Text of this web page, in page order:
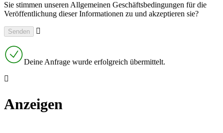
Sie stimmen unseren Allgemeinen Geschäftsbedingungen für die
Veröffentlichung dieser Informationen zu und akzeptieren sie?
Deine Anfrage wurde erfolgreich übermittelt.
Anzeigen